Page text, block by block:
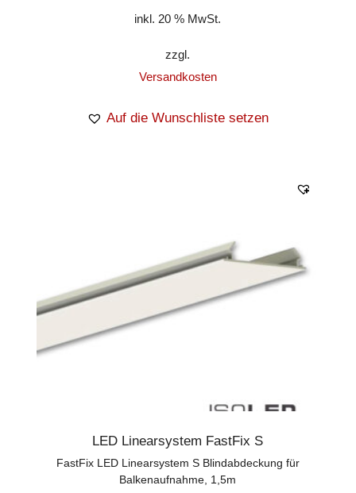
inkl. 20 % MwSt.
zzgl.
Versandkosten
Auf die Wunschliste setzen
LED Linearsystem FastFix S
FastFix LED Linearsystem S Blindabdeckung für
Balkenaufnahme, 1,5m